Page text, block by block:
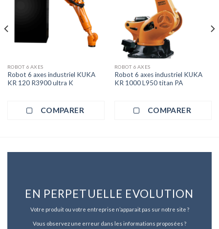
ROBOT 6 AXES
Robot 6 axes industriel KUKA
KR 120 R3900 ultra K
COMPARER
ROBOT 6 AXES
Robot 6 axes industriel KUKA
KR 1000 L950 titan PA
COMPARER
EN PERPETUELLE EVOLUTION
Votre produit ou votre entreprise n’apparait pas sur notre site ?
Vous observez une erreur dans les informations proposées ?